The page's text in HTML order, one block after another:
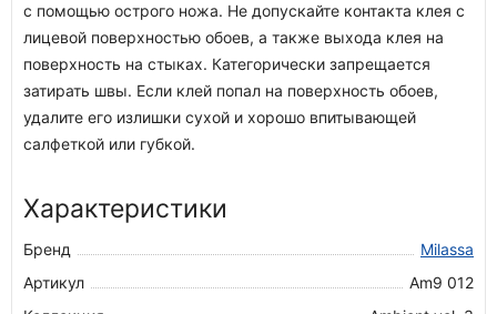
с помощью острого ножа. Не допускайте контакта клея с
лицевой поверхностью обоев, а также выхода клея на
поверхность на стыках. Категорически запрещается
затирать швы. Если клей попал на поверхность обоев,
удалите его излишки сухой и хорошо впитывающей
салфеткой или губкой.
Характеристики
Бренд
Milassa
Артикул
Am9 012